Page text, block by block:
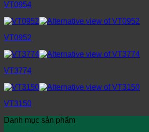
VT0954
VT0952
VT3774
VT3150
Danh mục sản phẩm